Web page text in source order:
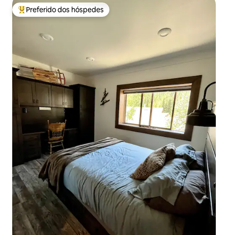
Entre os melhores preferidos dos hóspedes
Preferido dos hóspedes